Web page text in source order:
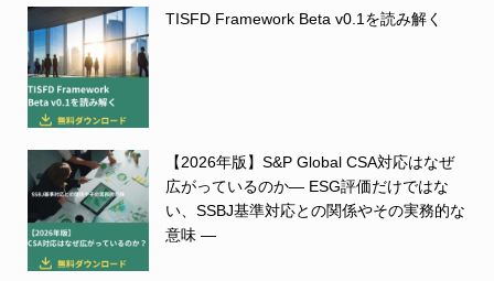
TISFD Framework Beta v0.1を読み解く
【2026年版】S&P Global CSA対応はなぜ
広がっているのか― ESG評価だけではな
い、SSBJ基準対応との関係やその実務的な
意味 ―